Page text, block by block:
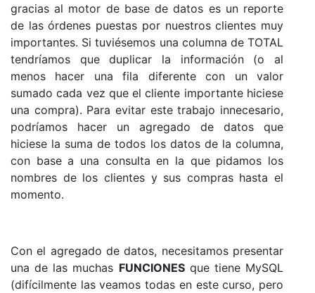
gracias al motor de base de datos es un reporte
de las órdenes puestas por nuestros clientes muy
importantes. Si tuviésemos una columna de TOTAL
tendríamos que duplicar la información (o al
menos hacer una fila diferente con un valor
sumado cada vez que el cliente importante hiciese
una compra). Para evitar este trabajo innecesario,
podríamos hacer un agregado de datos que
hiciese la suma de todos los datos de la columna,
con base a una consulta en la que pidamos los
nombres de los clientes y sus compras hasta el
momento.
Con el agregado de datos, necesitamos presentar
una de las muchas FUNCIONESque tiene MySQL
(difícilmente las veamos todas en este curso, pero